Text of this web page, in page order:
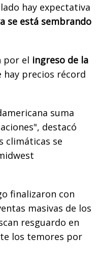
hay expectativa
se está sembrando
por el ingreso de la
hay precios récord
suma
destacó
climáticas se
finalizaron con
masivas de los
resguardo en
los temores por